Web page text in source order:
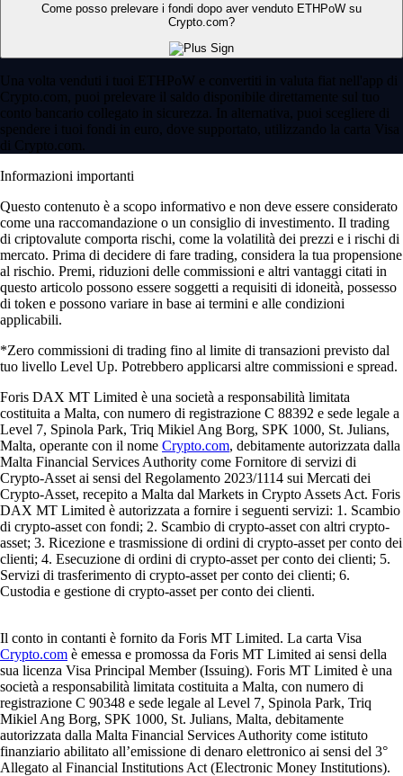
Come posso prelevare i fondi dopo aver venduto ETHPoW su
Crypto.com?
Una volta venduti i tuoi ETHPoW e convertiti in valuta fiat nell'app di
Crypto.com, puoi prelevare il saldo disponibile direttamente sul tuo
conto bancario collegato in sicurezza. In alternativa, puoi scegliere di
spendere i tuoi fondi in euro, dove supportato, utilizzando la carta Visa
di Crypto.com.
Informazioni importanti
Questo contenuto è a scopo informativo e non deve essere considerato
come una raccomandazione o un consiglio di investimento. Il trading
di criptovalute comporta rischi, come la volatilità dei prezzi e i rischi di
mercato. Prima di decidere di fare trading, considera la tua propensione
al rischio. Premi, riduzioni delle commissioni e altri vantaggi citati in
questo articolo possono essere soggetti a requisiti di idoneità, possesso
di token e possono variare in base ai termini e alle condizioni
applicabili.
*Zero commissioni di trading fino al limite di transazioni previsto dal
tuo livello Level Up. Potrebbero applicarsi altre commissioni e spread.
Foris DAX MT Limited è una società a responsabilità limitata
costituita a Malta, con numero di registrazione C 88392 e sede legale a
Level 7, Spinola Park, Triq Mikiel Ang Borg, SPK 1000, St. Julians,
Malta, operante con il nome Crypto.com, debitamente autorizzata dalla
Malta Financial Services Authority come Fornitore di servizi di
Crypto-Asset ai sensi del Regolamento 2023/1114 sui Mercati dei
Crypto-Asset, recepito a Malta dal Markets in Crypto Assets Act. Foris
DAX MT Limited è autorizzata a fornire i seguenti servizi: 1. Scambio
di crypto-asset con fondi; 2. Scambio di crypto-asset con altri crypto-
asset; 3. Ricezione e trasmissione di ordini di crypto-asset per conto dei
clienti; 4. Esecuzione di ordini di crypto-asset per conto dei clienti; 5.
Servizi di trasferimento di crypto-asset per conto dei clienti; 6.
Custodia e gestione di crypto-asset per conto dei clienti.
Il conto in contanti è fornito da Foris MT Limited. La carta Visa
Crypto.com è emessa e promossa da Foris MT Limited ai sensi della
sua licenza Visa Principal Member (Issuing). Foris MT Limited è una
società a responsabilità limitata costituita a Malta, con numero di
registrazione C 90348 e sede legale al Level 7, Spinola Park, Triq
Mikiel Ang Borg, SPK 1000, St. Julians, Malta, debitamente
autorizzata dalla Malta Financial Services Authority come istituto
finanziario abilitato all’emissione di denaro elettronico ai sensi del 3°
Allegato al Financial Institutions Act (Electronic Money Institutions).